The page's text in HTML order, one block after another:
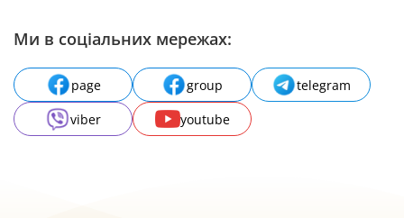
Ми в соціальних мережах:
page group
telegram
viber
youtube